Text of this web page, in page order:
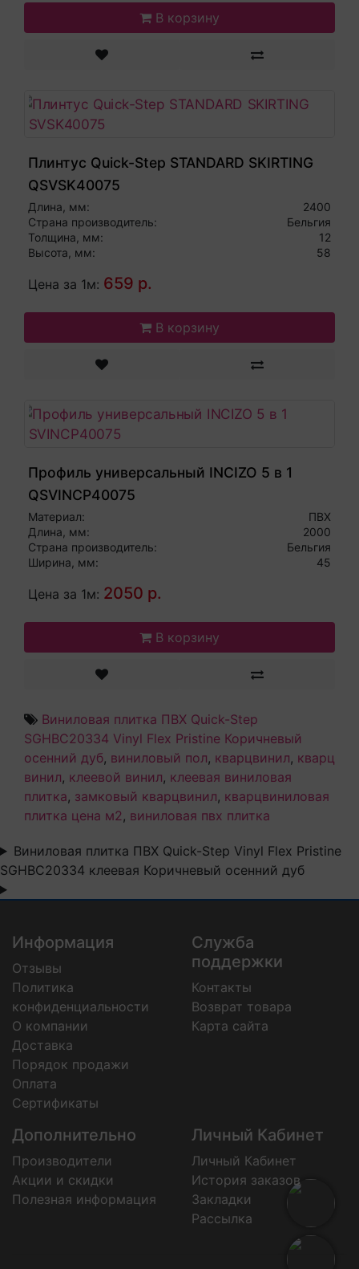
В корзину
Плинтус Quick-Step STANDARD SKIRTING
QSVSK40075
Длина, мм:
2400
Страна производитель:
Бельгия
Толщина, мм:
12
Высота, мм:
58
Цена за 1м: 659 р.
В корзину
Профиль универсальный INCIZO 5 в 1
QSVINCP40075
Материал:
ПВХ
Длина, мм:
2000
Страна производитель:
Бельгия
Ширина, мм:
45
Цена за 1м: 2050 р.
В корзину
Виниловая плитка ПВХ Quick-Step
SGHBC20334 Vinyl Flex Pristine Коричневый
осенний дуб, виниловый пол, кварцвинил, кварц
винил, клеевой винил, клеевая виниловая
плитка, замковый кварцвинил, кварцвиниловая
плитка цена м2 , виниловая пвх плитка
Виниловая плитка ПВХ Quick-Step Vinyl Flex Pristine
SGHBC20334 клеевая Коричневый осенний дуб
Информация
Отзывы
Политика
конфиденциальности
О компании
Доставка
Порядок продажи
Оплата
Сертификаты
Служба
поддержки
Контакты
Возврат товара
Карта сайта
Дополнительно
Производители
Акции и скидки
Полезная информация
Личный Кабинет
Личный Кабинет
История заказов
Закладки
Рассылка